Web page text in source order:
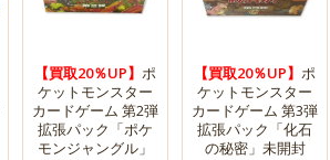
【買取20％UP】 ポ
ケットモンスター
カードゲーム 第2弾
拡張パック「ポケ
モンジャングル」
【買取20％UP】 ポ
ケットモンスター
カードゲーム 第3弾
拡張パック「化石
の秘密」未開封